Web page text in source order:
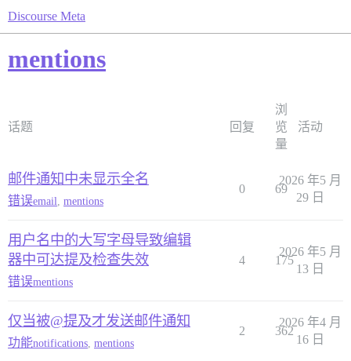
Discourse Meta
mentions
话题 回复
浏
览
量
活动
邮件通知中未显示全名
错误email mentions
0 69
2026 年5 月
29 日
用户名中的大写字母导致编辑
器中可达提及检查失效
错误mentions
4 175
2026 年5 月
13 日
仅当被@提及才发送邮件通知
功能notifications mentions
2 362
2026 年4 月
16 日